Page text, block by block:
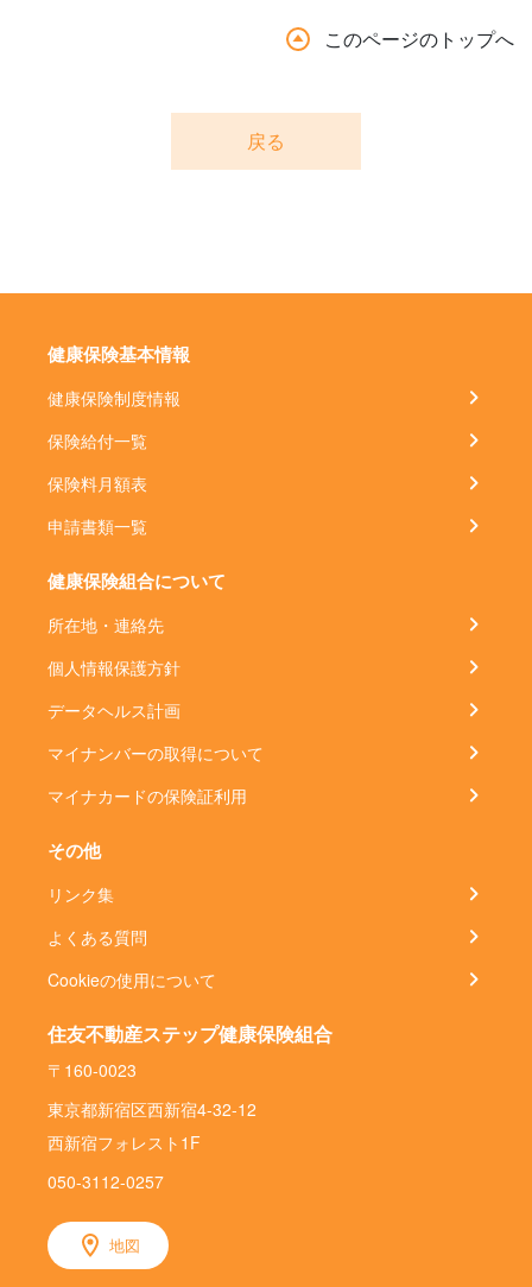
このページのトップへ
戻る
健康保険基本情報
健康保険制度情報
保険給付一覧
保険料月額表
申請書類一覧
健康保険組合について
所在地・連絡先
個人情報保護方針
データヘルス計画
マイナンバーの取得について
マイナカードの保険証利用
その他
リンク集
よくある質問
Cookieの使用について
住友不動産ステップ健康保険組合
〒160-0023
東京都新宿区西新宿4-32-12
西新宿フォレスト1F
050-3112-0257
地図